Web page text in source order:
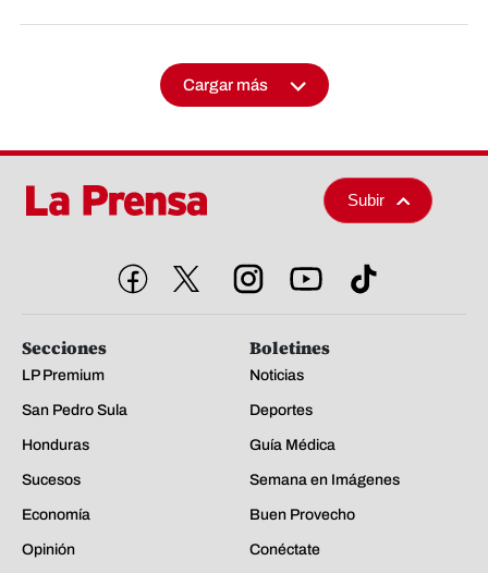
Cargar más
Subir
Secciones
LP Premium
San Pedro Sula
Honduras
Sucesos
Economía
Opinión
Boletines
Noticias
Deportes
Guía Médica
Semana en Imágenes
Buen Provecho
Conéctate